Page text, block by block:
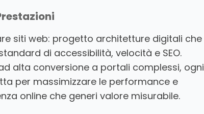
siti web: progetto architetture digitali che
di accessibilità, velocità e SEO.
alta conversione a portali complessi, ogni
per massimizzare le performance e
online che generi valore misurabile.